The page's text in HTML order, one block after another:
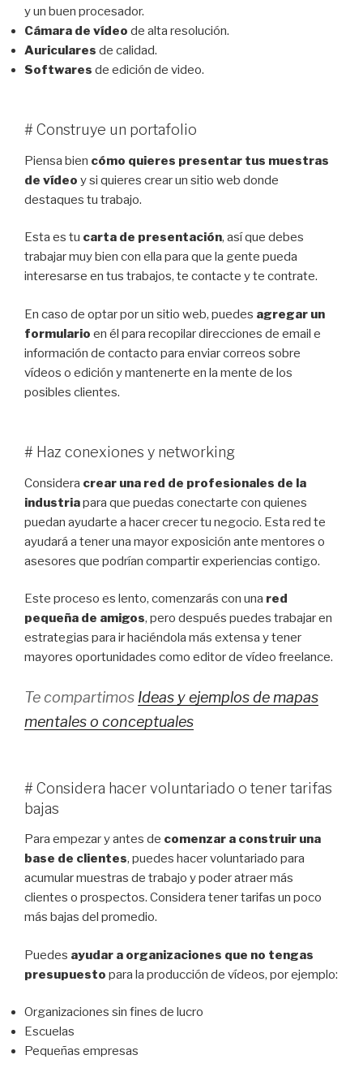
y un buen procesador.
Cámara de vídeo de alta resolución.
Auriculares de calidad.
Softwares de edición de video.
# Construye un portafolio
Piensa bien cómo quieres presentar tus muestras
de vídeo y si quieres crear un sitio web donde
destaques tu trabajo.
Esta es tu carta de presentación, así que debes
trabajar muy bien con ella para que la gente pueda
interesarse en tus trabajos, te contacte y te contrate.
En caso de optar por un sitio web, puedes agregar un
formulario en él para recopilar direcciones de email e
información de contacto para enviar correos sobre
vídeos o edición y mantenerte en la mente de los
posibles clientes.
# Haz conexiones y networking
Considera crear una red de profesionales de la
industriapara que puedas conectarte con quienes
puedan ayudarte a hacer crecer tu negocio. Esta red te
ayudará a tener una mayor exposición ante mentores o
asesores que podrían compartir experiencias contigo.
Este proceso es lento, comenzarás con una red
pequeña de amigos, pero después puedes trabajar en
estrategias para ir haciéndola más extensa y tener
mayores oportunidades como editor de vídeo freelance.
Te compartimos Ideas y ejemplos de mapas
mentales o conceptuales
# Considera hacer voluntariado o tener tarifas
bajas
Para empezar y antes de comenzar a construir una
base de clientes, puedes hacer voluntariado para
acumular muestras de trabajo y poder atraer más
clientes o prospectos. Considera tener tarifas un poco
más bajas del promedio.
Puedes ayudar a organizaciones que no tengas
presupuesto para la producción de vídeos, por ejemplo:
Organizaciones sin fines de lucro
Escuelas
Pequeñas empresas